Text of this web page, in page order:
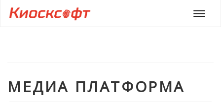
Меню
МЕДИА ПЛАТФОРМА